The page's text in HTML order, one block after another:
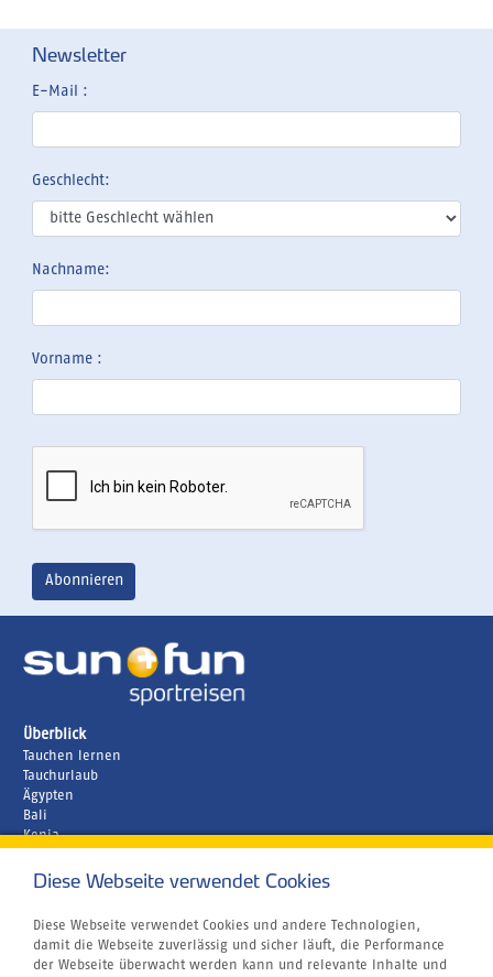
Newsletter
E-Mail :
Geschlecht:
Nachname:
Vorname :
Überblick
Tauchen lernen
Tauchurlaub
Ägypten
Bali
Kenia
Unternehmen
Airline Blacklist
Centrum für Reisemedizin
Bildnachweis
Diese Webseite verwendet Cookies
Diese Webseite verwendet Cookies und andere Technologien,
damit die Webseite zuverlässig und sicher läuft, die Performance
der Webseite überwacht werden kann und relevante Inhalte und